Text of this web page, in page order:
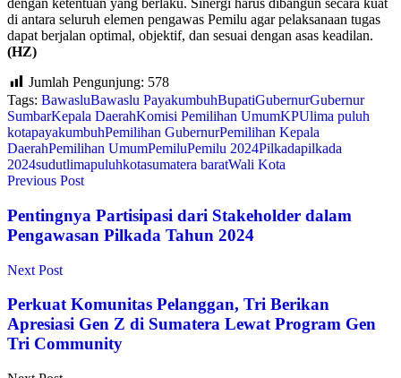
di antara seluruh elemen pengawas Pemilu agar pelaksanaan tugas
dapat berjalan optimal, objektif, dan sesuai dengan asas keadilan.
(HZ)
Jumlah Pengunjung: 578
Tags: BawasluBawaslu PayakumbuhBupatiGubernurGubernur
SumbarKepala DaerahKomisi Pemilihan UmumKPUlima puluh
kotapayakumbuhPemilihan GubernurPemilihan Kepala
DaerahPemilihan UmumPemiluPemilu 2024Pilkadapilkada
2024sudutlimapuluhkotasumatera baratWali Kota
Previous Post
Pentingnya Partisipasi dari Stakeholder dalam
Pengawasan Pilkada Tahun 2024
Next Post
Perkuat Komunitas Pelanggan, Tri Berikan
Apresiasi Gen Z di Sumatera Lewat Program Gen
Tri Community